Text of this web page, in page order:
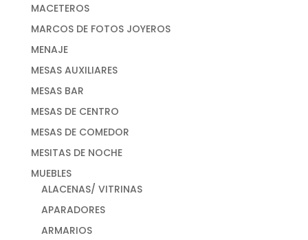
MACETEROS
MARCOS DE FOTOS JOYEROS
MENAJE
MESAS AUXILIARES
MESAS BAR
MESAS DE CENTRO
MESAS DE COMEDOR
MESITAS DE NOCHE
MUEBLES
ALACENAS/ VITRINAS
APARADORES
ARMARIOS